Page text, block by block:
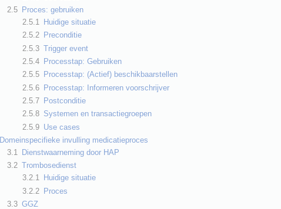
2.5
Proces: gebruiken
2.5.1 Huidige situatie
2.5.2 Preconditie
2.5.3 Trigger event
2.5.4 Processtap: Gebruiken
2.5.5 Processtap: (Actief) beschikbaarstellen
2.5.6 Processtap: Informeren voorschrijver
2.5.7 Postconditie
2.5.8 Systemen en transactiegroepen
2.5.9 Use cases
Domeinspecifieke invulling medicatieproces
3.1
Dienstwaarneming door HAP
3.2 Trombosedienst
3.2.1 Huidige situatie
3.2.2 Proces
3.3 GGZ